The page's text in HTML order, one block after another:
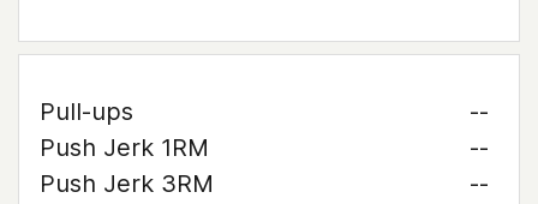
Pull-ups
--
Push Jerk 1RM
--
Push Jerk 3RM
--